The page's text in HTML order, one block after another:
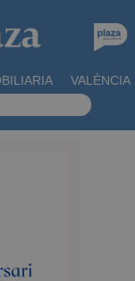
VALÈNCIA